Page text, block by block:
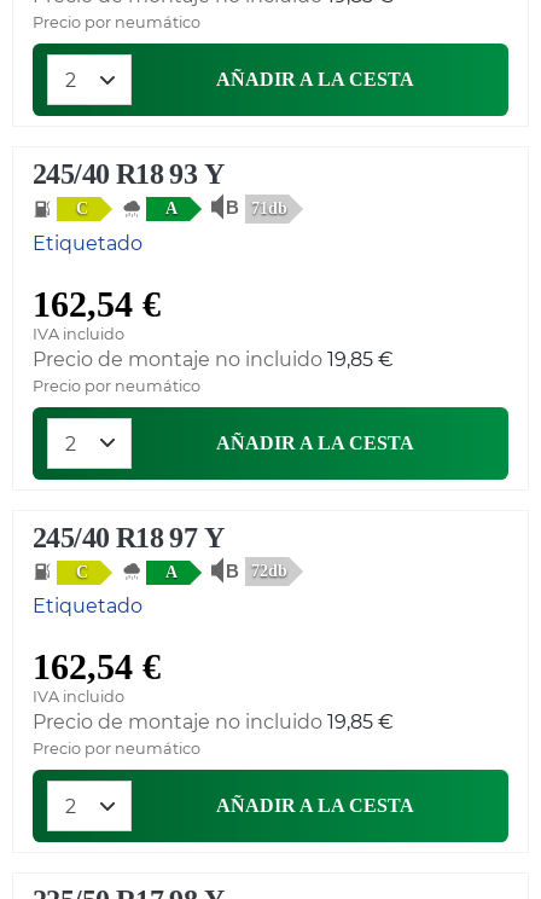
Precio por neumático
AÑADIR A LA CESTA
245/40 R18 93 Y
C A 71db
Etiquetado
162,54 €
IVA incluido
Precio de montaje no incluido 19,85 €
Precio por neumático
AÑADIR A LA CESTA
245/40 R18 97 Y
C A 72db
Etiquetado
162,54 €
IVA incluido
Precio de montaje no incluido 19,85 €
Precio por neumático
AÑADIR A LA CESTA